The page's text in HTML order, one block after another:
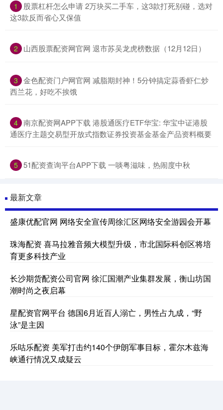
1
股票杠杆怎么申请 2万块买二手车，这3款打死别碰，选对
这3款反而省心又保值
2 山西股票配资网官网 退市苏吴龙虎榜数据（12月12日）
3 金色配资门户网官网 减脂期封神！5分钟搞定蒜香虾仁炒
西兰花，好吃不挨饿
4 南京配资网APP下载 港股通医疗ETF华宝: 华宝中证港股
通医疗主题交易型开放式指数证券投资基金基金产品资料概要
5 51配资查询平台APP下载 一啖粤滋味，热闹度中秋
最新文章
盛康优配官网 网络安全宣传周徐汇区网络安全游园会开幕
珠海配资 喜马拉雅音频大模型升级，市北国际科创区将培
育更多科技产业
长沙期货配资公司官网 徐汇国潮产业集群发展，衡山坊国
潮时尚之夜启幕
星配资官网平台 德国6月近百人溺亡，男性占九成，“野
泳”是主因
乐咕乐配资 美军打击约140个伊朗军事目标，霍尔木兹海
峡通行情况又成疑云